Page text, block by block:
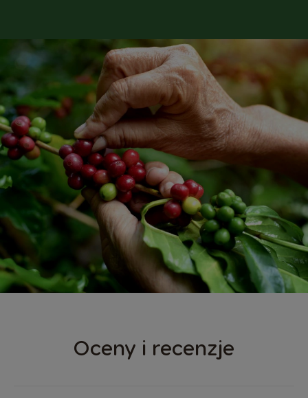
Oceny i recenzje